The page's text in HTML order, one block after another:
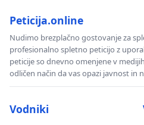
Peticija.online
Nudimo brezplačno gostovanje za
profesionalno spletno peticijo z
peticije so dnevno omenjene v
odličen način da vas opazi javnost in
Vodniki